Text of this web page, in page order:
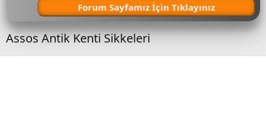
Forum Sayfamız İçin Tıklayınız
Assos Antik Kenti Sikkeleri